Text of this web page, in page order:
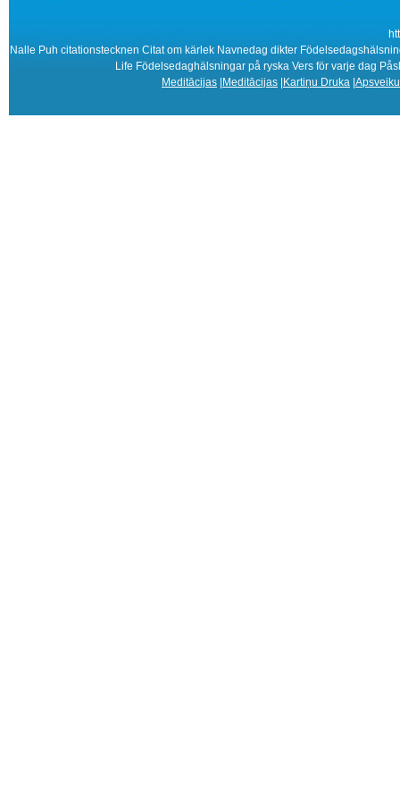
Nalle Puh citationstecknen Citat om kärlek Navnedag dikter
Life Födelsedaghälsningar på ryska Vers för varje dag
Meditācijas Meditācijas Kartiņu Druka